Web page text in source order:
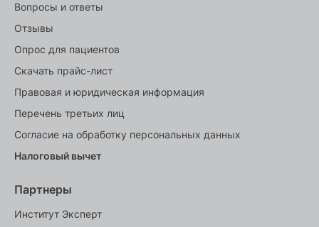
Вопросы и ответы
Отзывы
Опрос для пациентов
Скачать прайс-лист
Правовая и юридическая информация
Перечень третьих лиц
Согласие на обработку персональных данных
Налоговый вычет
Партнеры
Институт Эксперт